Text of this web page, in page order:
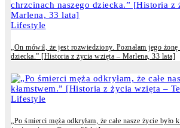
Lifestyle
„On mówił, że jest rozwiedziony. Poznałam jego
dziecka.” [Historia z życia wzięta – Marlena, 33 lata]
Lifestyle
„Po śmierci męża odkryłam, że całe nasze życie